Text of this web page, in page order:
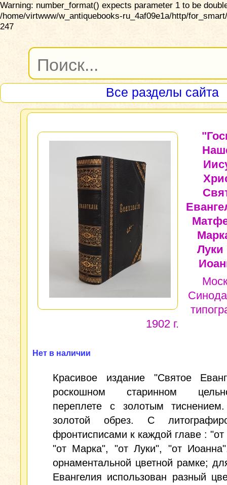
Warning: number_format() expects parameter 1 to be
/home/virtwww/w_antiquebooks-ru_4af09e1a/http/
247
Все разделы сайта
Луки
1902 г.
Нет в наличии
Красивое издание "Святое
роскошном старинном
переплете с золотым
золотой обрез. С
фронтисписами к каждой главе :
"от Марка", "от Луки", "от
орнаментальной цветной рамке;
Евангелия использован разный